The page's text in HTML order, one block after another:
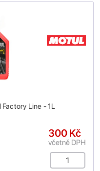
Line - 1L
300 Kč
včetně DPH